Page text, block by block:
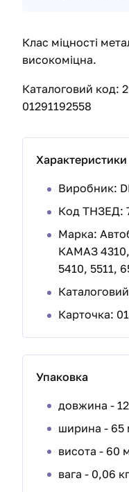
Клас міцності
високоміцна.
Каталоговий код:
01291192558
Характеристики
Виробник:
Код ТНЗЕД:
Марка:
КАМАЗ 4310,
5410, 5511,
Карточка:
Упаковка
довжина -
ширина - 65
висота - 60
вага - 0,06 кг